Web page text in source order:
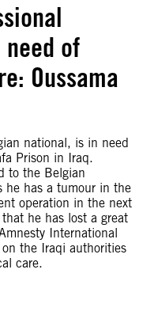
of
Oussama
national, is in need
Prison in Iraq.
to the Belgian
he has a tumour in the
operation in the next
he has lost a great
International
the Iraqi authorities
care.